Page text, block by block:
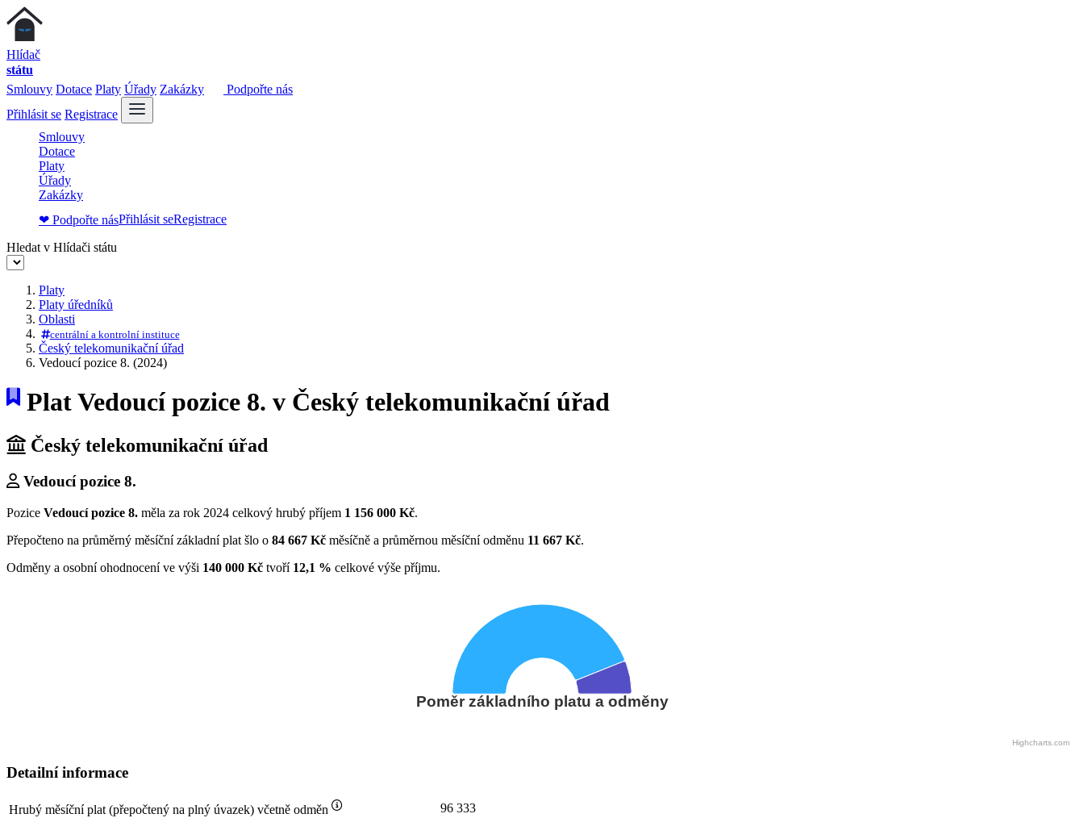
Hlídač
státu
Smlouvy Dotace Platy Úřady Zakázky
Podpořte nás
Přihlásit se Registrace
Smlouvy
Dotace
Platy
Úřady
Zakázky
❤ Podpořte násPřihlásit seRegistrace
Hledat v Hlídači státu
Platy
Platy úředníků
Oblasti
centrální a kontrolní instituce
Český telekomunikační úřad
Vedoucí pozice 8. (2024)
Plat Vedoucí pozice 8. v Český telekomunikační úřad
Český telekomunikační úřad
Vedoucí pozice 8.
Pozice Vedoucí pozice 8. měla za rok 2024 celkový hrubý příjem 1 156 000 Kč.
Přepočteno na průměrný měsíční základní plat šlo o 84 667 Kč měsíčně a průměrnou měsíční odměnu 11 667 Kč.
Odměny a osobní ohodnocení ve výši 140 000 Kč tvoří 12,1 % celkové výše příjmu.
Poměr základního platu a odměny
Highcharts.com
Detailní informace
Hrubý měsíční plat (přepočtený na plný úvazek) včetně odměn
96 333